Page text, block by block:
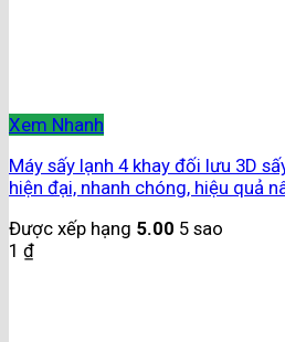
Xem Nhanh
Máy sấy lạnh 4 khay đối lưu 3D
hiện đại, nhanh chóng, hiệu quả
Được xếp hạng 5.00 5 sao
1 ₫